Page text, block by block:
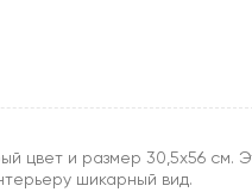
цвет и размер 30,5x56 см.
шикарный вид.